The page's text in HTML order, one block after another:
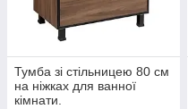
Тумба зі стільницею 80 см
на ніжках для ванної
кімнати.